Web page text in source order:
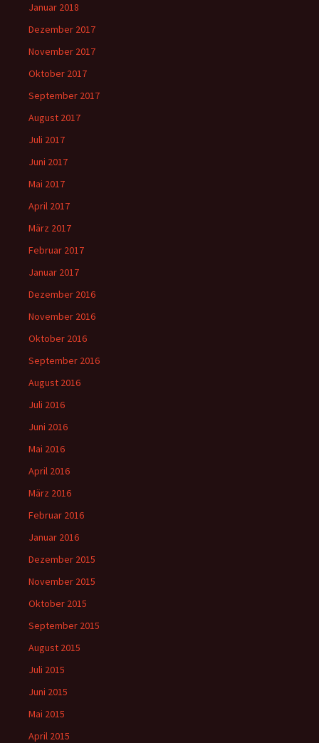
Januar 2018
Dezember 2017
November 2017
Oktober 2017
September 2017
August 2017
Juli 2017
Juni 2017
Mai 2017
April 2017
März 2017
Februar 2017
Januar 2017
Dezember 2016
November 2016
Oktober 2016
September 2016
August 2016
Juli 2016
Juni 2016
Mai 2016
April 2016
März 2016
Februar 2016
Januar 2016
Dezember 2015
November 2015
Oktober 2015
September 2015
August 2015
Juli 2015
Juni 2015
Mai 2015
April 2015